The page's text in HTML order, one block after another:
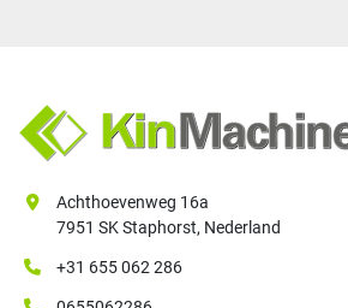
Achthoevenweg 16a
7951 SK Staphorst, Nederland
+31 655 062 286